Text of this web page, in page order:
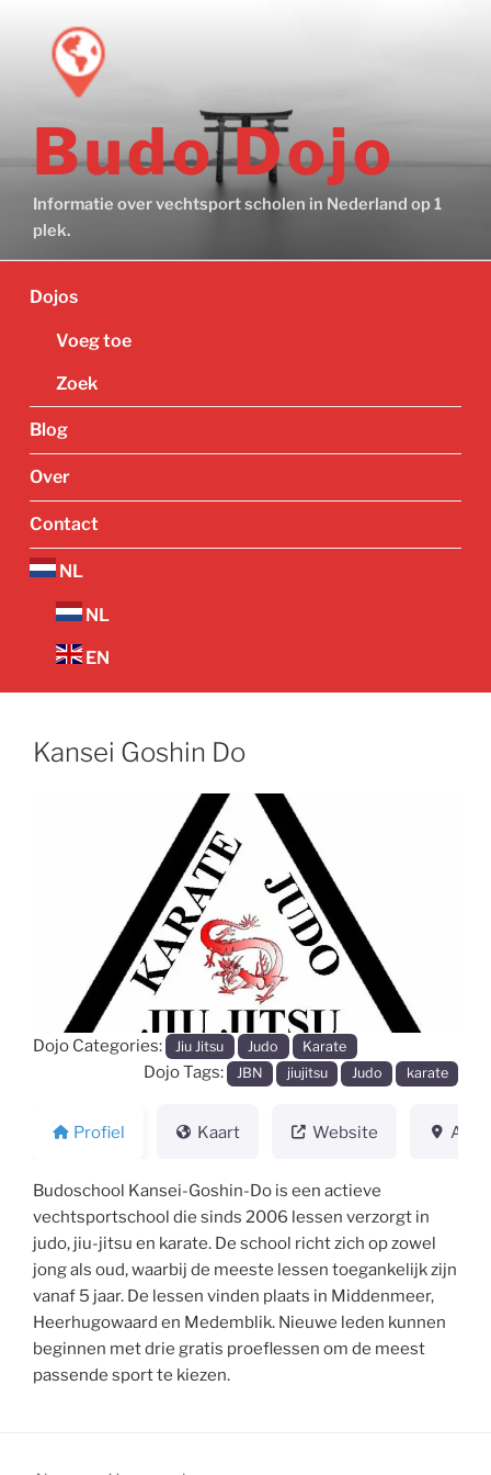
Budo Dojo
Informatie over vechtsport scholen in Nederland op 1
plek.
Dojos
Voeg toe
Zoek
Blog
Over
Contact
NL
NL
EN
Kansei Goshin Do
Dojo Categories: Jiu Jitsu Judo Karate
Dojo Tags: JBN jiujitsu Judo karate
Profiel Kaart Website
Budoschool Kansei-Goshin-Do is een actieve
vechtsportschool die sinds 2006 lessen verzorgt in
judo, jiu-jitsu en karate. De school richt zich op zowel
jong als oud, waarbij de meeste lessen toegankelijk zijn
vanaf 5 jaar. De lessen vinden plaats in Middenmeer,
Heerhugowaard en Medemblik. Nieuwe leden kunnen
beginnen met drie gratis proeflessen om de meest
passende sport te kiezen.